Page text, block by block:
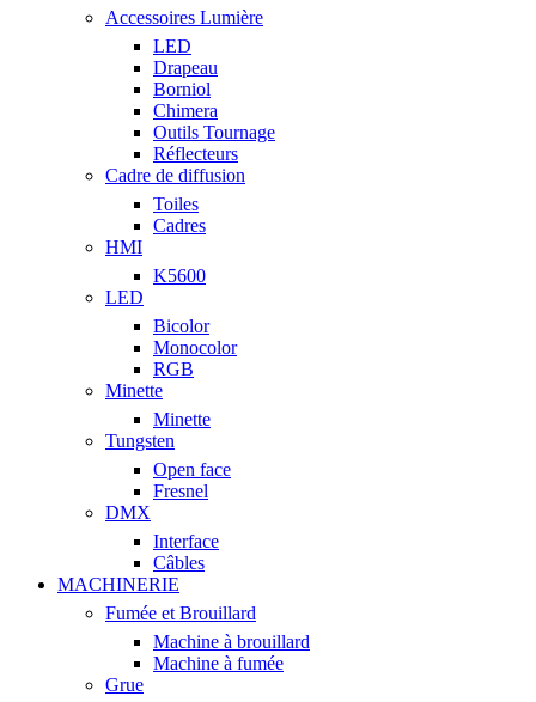
Accessoires Lumière
LED
Drapeau
Borniol
Chimera
Outils Tournage
Réflecteurs
Cadre de diffusion
Toiles
Cadres
HMI
K5600
LED
Bicolor
Monocolor
RGB
Minette
Minette
Tungsten
Open face
Fresnel
DMX
Interface
Câbles
MACHINERIE
Fumée et Brouillard
Machine à brouillard
Machine à fumée
Grue